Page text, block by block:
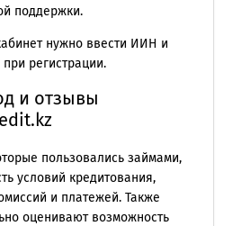
поддержки.
нужно ввести ИИН и
регистрации.
и отзывы
пользовались займами,
условий кредитования,
и платежей. Также
оценивают возможность